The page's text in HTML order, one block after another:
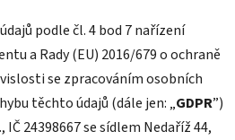
podle čl. 4 bod 7 nařízení
a Rady (EU) 2016/679 o ochraně
se zpracováním osobních
těchto údajů (dále jen: „GDPR”)
IČ 24398667 se sídlem Nedaříž 44,